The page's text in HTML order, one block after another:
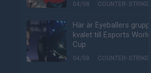
04/08 COUNTER-STRIKE
Här är Eyeballers grupp i
kvalet till Esports World
Cup
04/08 COUNTER-STRIKE